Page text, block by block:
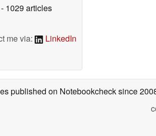
- 1029 articles
me via:
LinkedIn
published on Notebookchecksince